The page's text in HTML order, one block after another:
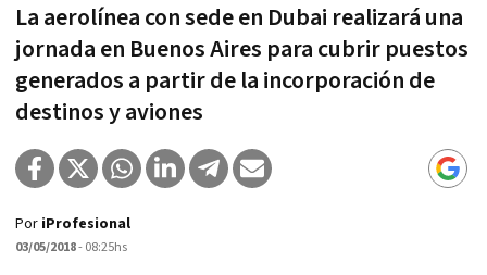
La aerolínea con sede en Dubai realizará una
jornada en Buenos Aires para cubrir puestos
generados a partir de la incorporación de
destinos y aviones
Por iProfesional
03/05/2018- 08:25hs